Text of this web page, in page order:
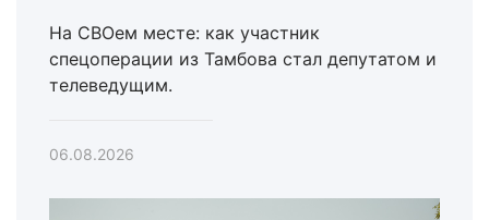
На СВОем месте: как участник
спецоперации из Тамбова стал депутатом и
телеведущим.
06.08.2026